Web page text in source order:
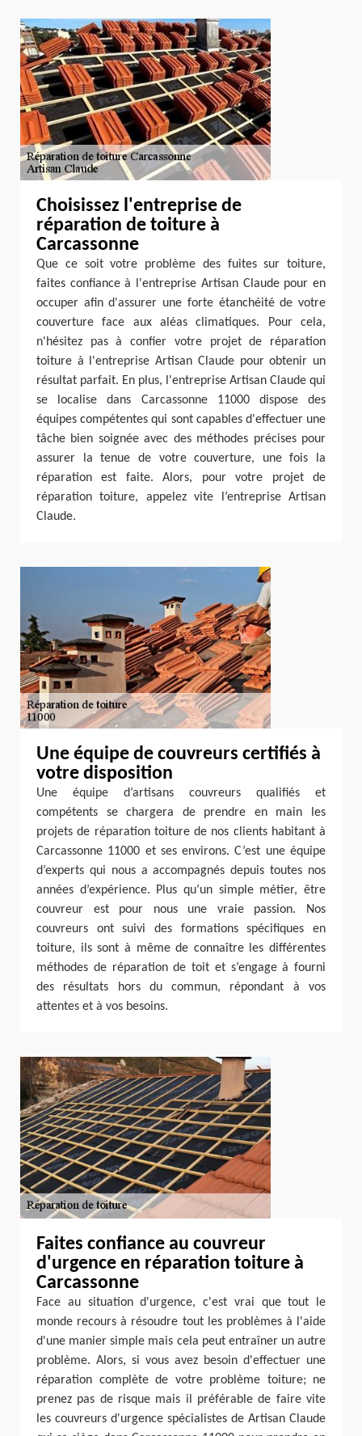
Choisissez l'entreprise de
réparation de toiture à
Carcassonne
Que ce soit votre problème des fuites sur toiture,
faites confiance à l'entreprise Artisan Claude pour en
occuper afin d'assurer une forte étanchéité de votre
couverture face aux aléas climatiques. Pour cela,
n'hésitez pas à confier votre projet de réparation
toiture à l'entreprise Artisan Claude pour obtenir un
résultat parfait. En plus, l'entreprise Artisan Claude qui
se localise dans Carcassonne 11000 dispose des
équipes compétentes qui sont capables d'effectuer une
tâche bien soignée avec des méthodes précises pour
assurer la tenue de votre couverture, une fois la
réparation est faite. Alors, pour votre projet de
réparation toiture, appelez vite l’entreprise Artisan
Claude.
Une équipe de couvreurs certifiés à
votre disposition
Une équipe d’artisans couvreurs qualifiés et
compétents se chargera de prendre en main les
projets de réparation toiture de nos clients habitant à
Carcassonne 11000 et ses environs. C’est une équipe
d’experts qui nous a accompagnés depuis toutes nos
années d’expérience. Plus qu’un simple métier, être
couvreur est pour nous une vraie passion. Nos
couvreurs ont suivi des formations spécifiques en
toiture, ils sont à même de connaître les différentes
méthodes de réparation de toit et s’engage à fourni
des résultats hors du commun, répondant à vos
attentes et à vos besoins.
Faites confiance au couvreur
d'urgence en réparation toiture à
Carcassonne
Face au situation d'urgence, c'est vrai que tout le
monde recours à résoudre tout les problèmes à l'aide
d'une manier simple mais cela peut entraîner un autre
problème. Alors, si vous avez besoin d'effectuer une
réparation complète de votre problème toiture; ne
prenez pas de risque mais il préférable de faire vite
les couvreurs d'urgence spécialistes de Artisan Claude